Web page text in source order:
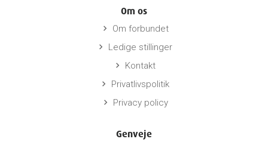
Om os
keyboard_arrow_right Om forbundet
keyboard_arrow_right Ledige stillinger
keyboard_arrow_right Kontakt
keyboard_arrow_right Privatlivspolitik
keyboard_arrow_right Privacy policy
Genveje